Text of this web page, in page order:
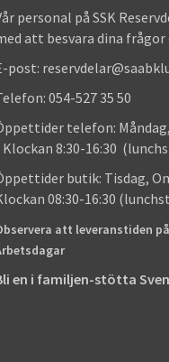
personal på SSK
att besvara dina
post:
054-527 35 50
telefon:
Klockan 8:30-16:30
butik:
08:30-16:30
att leveranstiden
en i familjen-stötta